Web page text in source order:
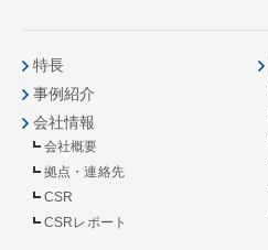
特長
事例紹介
会社情報
会社概要
拠点・連絡先
CSR
CSRレポート